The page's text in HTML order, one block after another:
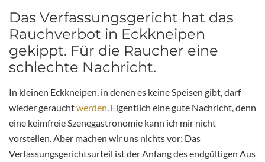
Das Verfassungsgericht hat das
Rauchverbot in Eckkneipen
gekippt. Für die Raucher eine
schlechte Nachricht.
In kleinen Eckkneipen, in denen es keine Speisen gibt, darf
wieder gerauchtwerden. Eigentlich eine gute Nachricht, denn
eine keimfreie Szenegastronomie kann ich mir nicht
vorstellen. Aber machen wir uns nichts vor: Das
Verfassungsgerichtsurteil ist der Anfang des endgültigen Aus